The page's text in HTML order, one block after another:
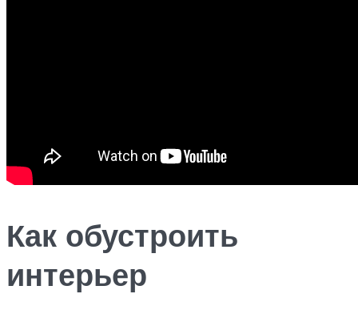
Как обустроить
интерьер